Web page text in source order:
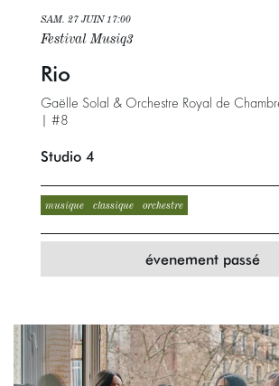
Rio
Gaëlle Solal & Orchestre Royal de
| #8
Festival Musiq3
SAM. 27 JUIN 17:00
Studio 4
musique classique orchestre
évenement passé